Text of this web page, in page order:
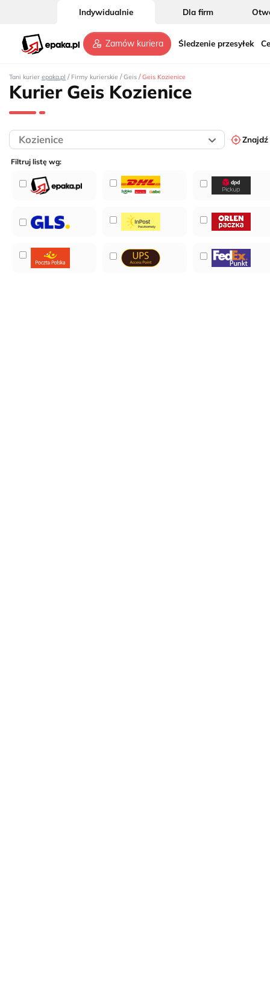
Indywidualnie Dla firm
Zamów kuriera Śledzenie przesyłek
Tani kurier epaka.pl / Firmy kurierskie / Geis / Geis Kozienice
Kurier Geis Kozienice
Filtruj listę wg: